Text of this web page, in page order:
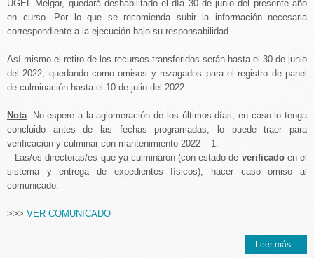
UGEL Melgar, quedará deshabilitado el día 30 de junio del presente año
en curso. Por lo que se recomienda subir la información necesaria
correspondiente a la ejecución bajo su responsabilidad.
Así mismo el retiro de los recursos transferidos serán hasta el 30 de junio
del 2022; quedando como omisos y rezagados para el registro de panel
de culminación hasta el 10 de julio del 2022.
Nota: No espere a la aglomeración de los últimos días, en caso lo tenga
concluido antes de las fechas programadas, lo puede traer para
verificación y culminar con mantenimiento 2022 – 1.
– Las/os directoras/es que ya culminaron (con estado de verificadoen el
sistema y entrega de expedientes físicos), hacer caso omiso al
comunicado.
>>> VER COMUNICADO
Leer más...